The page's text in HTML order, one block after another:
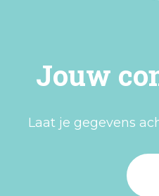
Jouw
Laat je gegevens